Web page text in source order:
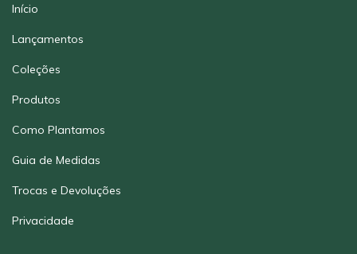
Início
Lançamentos
Coleções
Produtos
Como Plantamos
Guia de Medidas
Trocas e Devoluções
Privacidade